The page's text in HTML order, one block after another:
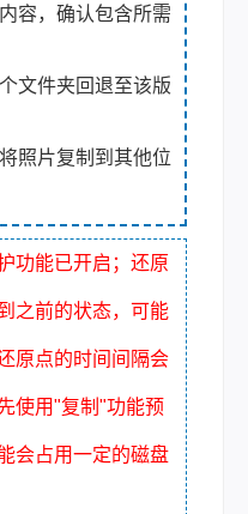
容，确认包含所需
文件夹回退至该版
照片复制到其他位
功能已开启；还原
之前的状态，可能
原点的时间间隔会
使用"复制"功能预
会占用一定的磁盘